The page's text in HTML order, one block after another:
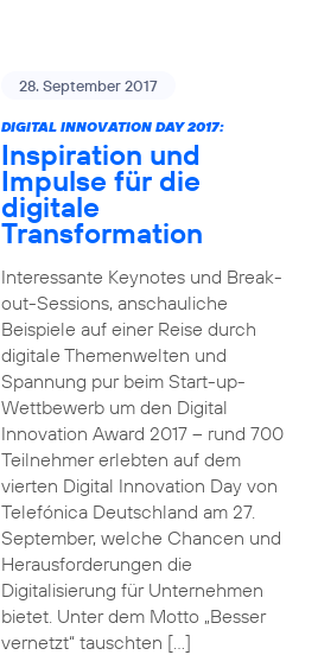
28. September 2017
DIGITAL INNOVATION DAY 2017:
Inspiration und
Impulse für die
digitale
Transformation
Interessante Keynotes und Break-
out-Sessions, anschauliche
Beispiele auf einer Reise durch
digitale Themenwelten und
Spannung pur beim Start-up-
Wettbewerb um den Digital
Innovation Award 2017 – rund 700
Teilnehmer erlebten auf dem
vierten Digital Innovation Day von
Telefónica Deutschland am 27.
September, welche Chancen und
Herausforderungen die
Digitalisierung für Unternehmen
bietet. Unter dem Motto „Besser
vernetzt“ tauschten […]